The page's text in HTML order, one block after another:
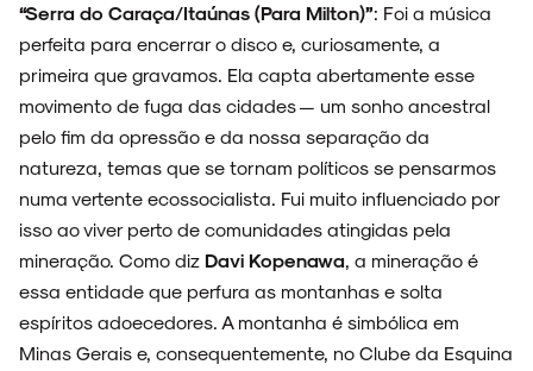
“Serra do Caraça/Itaúnas (Para Milton)”: Foi a música
perfeita para encerrar o disco e, curiosamente, a
primeira que gravamos. Ela capta abertamente esse
movimento de fuga das cidades — um sonho ancestral
pelo fim da opressão e da nossa separação da
natureza, temas que se tornam políticos se pensarmos
numa vertente ecossocialista. Fui muito influenciado por
isso ao viver perto de comunidades atingidas pela
mineração. Como diz Davi Kopenawa, a mineração é
essa entidade que perfura as montanhas e solta
espíritos adoecedores. A montanha é simbólica em
Minas Gerais e, consequentemente, no Clube da Esquina